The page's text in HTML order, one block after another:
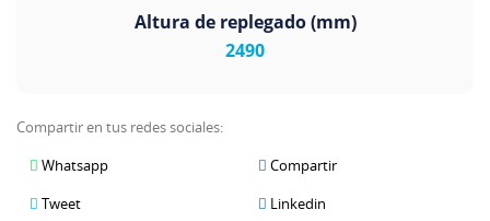
Altura de replegado (mm)
2490
Compartir en tus redes sociales:
Whatsapp
Compartir
Tweet
Linkedin